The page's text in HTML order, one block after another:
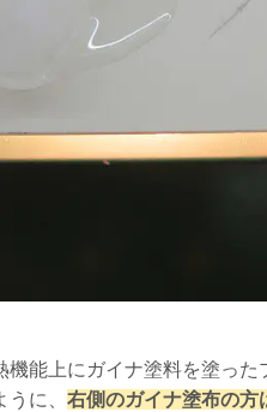
機能上にガイナ塗料を塗っ
に、 右側のガイナ塗布の方